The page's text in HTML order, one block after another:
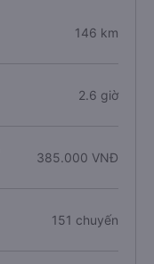
146 km
2.6 giờ
385.000 VNĐ
151 chuyến